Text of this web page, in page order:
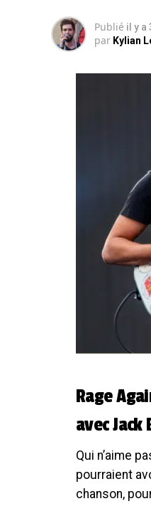
Publié il y a
par Kylian
Rage
avec Jack
Qui n’aime
pourraient
chanson,